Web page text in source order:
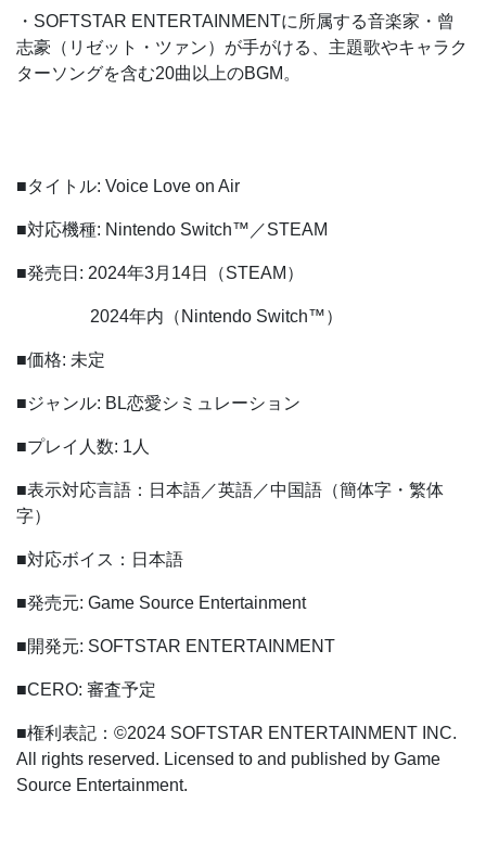
・SOFTSTAR ENTERTAINMENTに所属する音楽家・曾
志豪（リゼット・ツァン）が手がける、主題歌やキャラク
ターソングを含む20曲以上のBGM。
■タイトル: Voice Love on Air
■対応機種: Nintendo Switch™／STEAM
■発売日: 2024年3月14日（STEAM）
2024年内（Nintendo Switch™）
■価格: 未定
■ジャンル: BL恋愛シミュレーション
■プレイ人数: 1人
■表示対応言語：日本語／英語／中国語（簡体字・繁体
字）
■対応ボイス：日本語
■発売元: Game Source Entertainment
■開発元: SOFTSTAR ENTERTAINMENT
■CERO: 審査予定
■権利表記：©2024 SOFTSTAR ENTERTAINMENT INC.
All rights reserved. Licensed to and published by Game
Source Entertainment.